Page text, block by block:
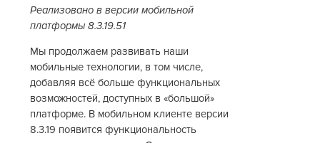
Реализовано в версии мобильной
платформы 8.3.19.51
Мы продолжаем развивать наши
мобильные технологии, в том числе,
добавляя всё больше функциональных
возможностей, доступных в «большой»
платформе. В мобильном клиенте версии
8.3.19 появится функциональность